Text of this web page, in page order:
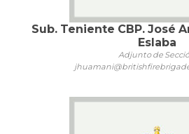
Sub. Teniente CBP. José
Eslaba
Adjunto de